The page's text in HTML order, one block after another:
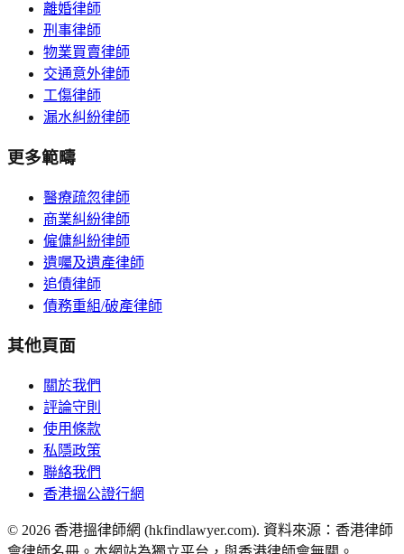
離婚律師
刑事律師
物業買賣律師
交通意外律師
工傷律師
漏水糾紛律師
更多範疇
醫療疏忽律師
商業糾紛律師
僱傭糾紛律師
遺囑及遺產律師
追債律師
債務重組/破產律師
其他頁面
關於我們
評論守則
使用條款
私隱政策
聯絡我們
香港搵公證行網
© 2026 香港搵律師網 (hkfindlawyer.com). 資料來源：香港律師